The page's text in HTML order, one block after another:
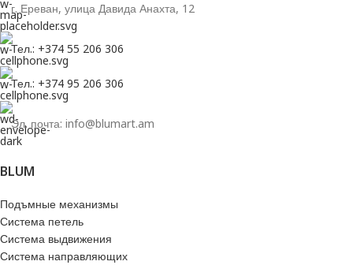
г. Ереван, улица Давида Анахта, 12
Тел.: +374 55 206 306
Тел.: +374 95 206 306
Эл. почта: info@blumart.am
BLUM
Подъмные механизмы
Система петель
Система выдвижения
Система направляющих